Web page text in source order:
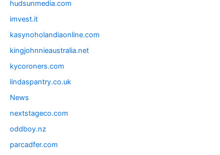
hudsunmedia.com
imvest.it
kasynoholandiaonline.com
kingjohnnieaustralia.net
kycoroners.com
lindaspantry.co.uk
News
nextstageco.com
oddboy.nz
parcadfer.com